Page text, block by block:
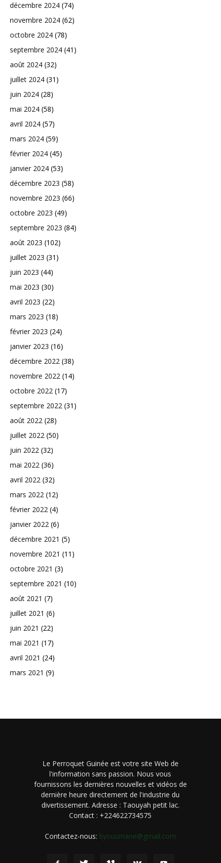
décembre 2024 (74)
novembre 2024 (62)
octobre 2024 (78)
septembre 2024 (41)
août 2024 (32)
juillet 2024 (31)
juin 2024 (28)
mai 2024 (58)
avril 2024 (57)
mars 2024 (59)
février 2024 (45)
janvier 2024 (53)
décembre 2023 (58)
novembre 2023 (66)
octobre 2023 (49)
septembre 2023 (84)
août 2023 (102)
juillet 2023 (31)
juin 2023 (44)
mai 2023 (30)
avril 2023 (22)
mars 2023 (18)
février 2023 (24)
janvier 2023 (16)
décembre 2022 (38)
novembre 2022 (14)
octobre 2022 (17)
septembre 2022 (31)
août 2022 (28)
juillet 2022 (50)
juin 2022 (32)
mai 2022 (36)
avril 2022 (32)
mars 2022 (12)
février 2022 (4)
janvier 2022 (6)
décembre 2021 (5)
novembre 2021 (11)
octobre 2021 (3)
septembre 2021 (10)
août 2021 (7)
juillet 2021 (6)
juin 2021 (22)
mai 2021 (17)
avril 2021 (24)
mars 2021 (9)
Le Perroquet Guinée est votre site Web de
l'information sans passion. Nous vous
fournissons les dernières nouvelles et vidéos de
dernière heure directement de l'industrie du
divertissement. Adresse : Taouyah petit lac.
Contact : +224622734575
Contactez-nous: byousmane@gmail.com